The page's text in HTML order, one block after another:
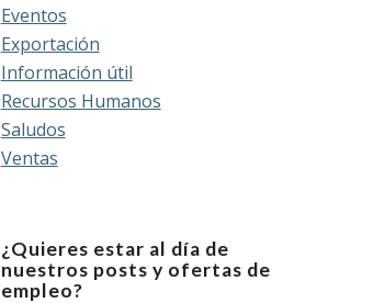
Eventos
Exportación
Información útil
Recursos Humanos
Saludos
Ventas
¿Quieres estar al día de
nuestros posts y ofertas de
empleo?